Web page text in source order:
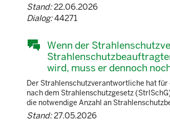
Stand:22.06.2026
Dialog:44271
Wenn der
wird, muss er dennoch
Der Strahlenschutzverantwortliche hat
nach dem Strahlenschutzgesetz
die notwendige Anzahl an
Stand:27.05.2026